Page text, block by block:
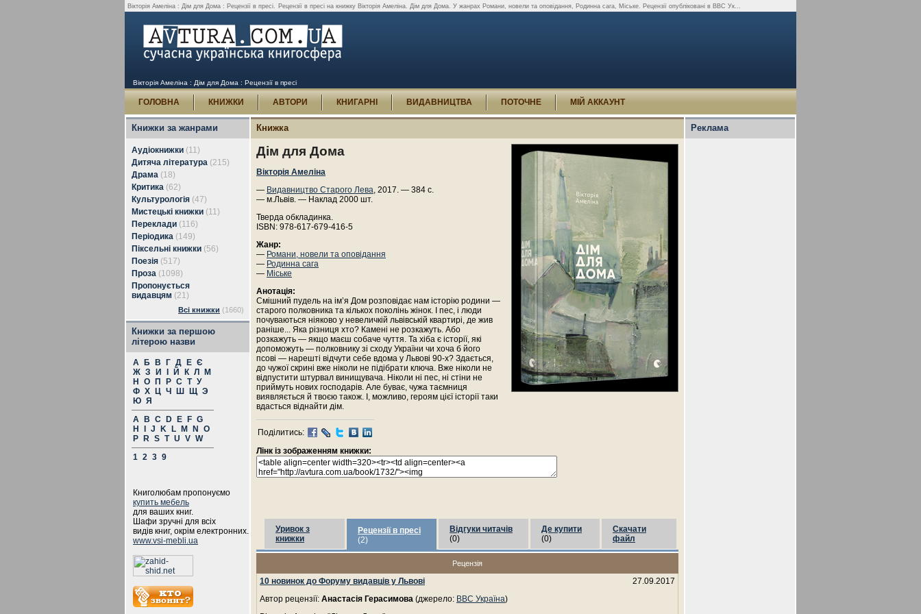
Вікторія Амеліна : Дім для Дома : Рецензії в пресі. Рецензії в пресі на книжку Вікторія Амеліна. Дім для Дома. У жанрах Романи, новели та оповідання, Родинна сага, Міське. Рецензії опубліковані в BBC Ук...
Вікторія Амеліна : Дім для Дома : Рецензії в пресі
ГОЛОВНА КНИЖКИ АВТОРИ КНИГАРНІ ВИДАВНИЦТВА ПОТОЧНЕ МІЙ АККАУНТ
Книжки за жанрами
Аудіокнижки (11)
Дитяча література (215)
Драма (18)
Критика (62)
Культурологія (47)
Мистецькі книжки (11)
Переклади (116)
Періодика (149)
Піксельні книжки (56)
Поезія (517)
Проза (1098)
Пропонується
видавцям (21)
Всі книжки (1660)
Книжки за першою
літерою назви
А Б В Г Д Е Є
Ж З И Й К Л
М
Н
О П Р С Т У
Ф Х Ц Ч Ш Щ Э
Ю Я
A
B C D E F G
H
J K L M N
O
P
R S T U V W
1 2 3 9
Книголюбам пропонуємо
купить мебель
для ваших книг.
Шафи зручні для всіх
видів книг, окрім електронних.
www.vsi-mebli.ua
Книжка
Дім для Дома
Вікторія Амеліна
— Видавництво Старого Лева, 2017. — 384 с.
— м.Львів. — Наклад 2000 шт.
Тверда обкладинка.
ISBN: 978-617-679-416-5
Жанр:
— Романи, новели та оповідання
— Родинна сага
— Міське
Анотація:
Смішний пудель на ім’я Дом розповідає нам історію родини —
старого полковника та кількох поколінь жінок. І пес, і люди
почуваються ніяково у невеличкій львівській квартирі, де жив
раніше... Яка різниця хто? Камені не розкажуть. Або
розкажуть — якщо маєш собаче чуття. Та хіба є історії, які
допоможуть — полковнику зі сходу України чи хоча б його
псові — нарешті відчути себе вдома у Львові 90-х? Здається,
до чужої скрині вже ніколи не підібрати ключа. Вже ніколи не
відпустити штурвал винищувача. Ніколи ні пес, ні стіни не
приймуть нових господарів. Але буває, чужа таємниця
виявляється й твоєю також. І, можливо, героям цієї історії таки
вдасться віднайти дім.
Поділитись:
Лінк із зображенням книжки:
Уривок з
книжки
Рецензії в пресі
(2)
Відгуки читачів
(0)
Де купити
(0)
Скачати
файл
Рецензія
27.09.2017
10 новинок до Форуму видавців у Львові
Автор рецензії: Анастасія Герасимова (джерело: BBC Україна)
Реклама